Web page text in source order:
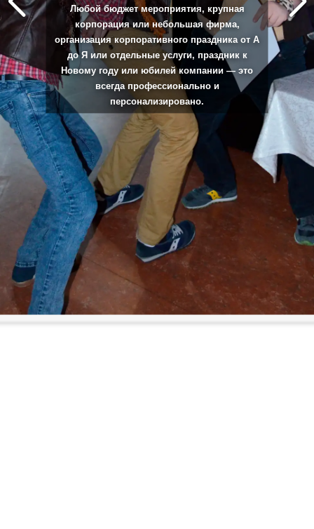
Любой бюджет мероприятия, крупная
корпорация или небольшая фирма,
организация корпоративного праздника от А
до Я или отдельные услуги, праздник к
Новому году или юбилей компании — это
всегда профессионально и
персонализировано.